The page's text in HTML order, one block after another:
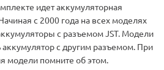
идет аккумуляторная
с 2000 года на всех моделях
с разъемом JST. Модели
аккумулятор с другим разъемом. При
модели помните об этом.